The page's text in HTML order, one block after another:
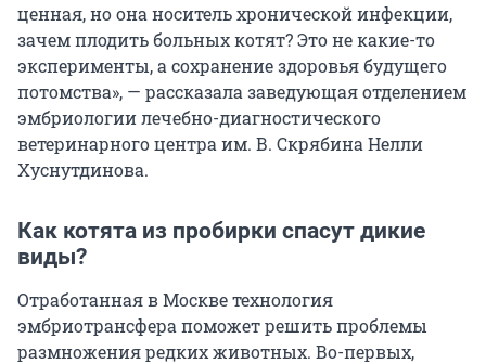
ценная, но она носитель хронической инфекции,
зачем плодить больных котят? Это не какие-то
эксперименты, а сохранение здоровья будущего
потомства», — рассказала заведующая отделением
эмбриологии лечебно-диагностического
ветеринарного центра им. В. Скрябина Нелли
Хуснутдинова.
Как котята из пробирки спасут дикие
виды?
Отработанная в Москве технология
эмбриотрансфера поможет решить проблемы
размножения редких животных. Во-первых,